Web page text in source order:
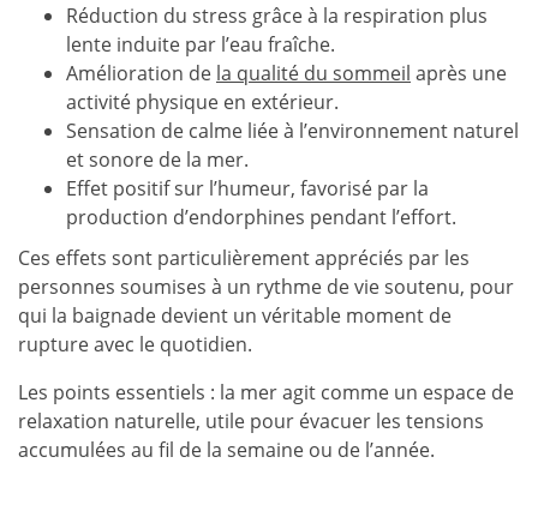
Réduction du stress grâce à la respiration plus
lente induite par l’eau fraîche.
Amélioration de la qualité du sommeil après une
activité physique en extérieur.
Sensation de calme liée à l’environnement naturel
et sonore de la mer.
Effet positif sur l’humeur, favorisé par la
production d’endorphines pendant l’effort.
Ces effets sont particulièrement appréciés par les
personnes soumises à un rythme de vie soutenu, pour
qui la baignade devient un véritable moment de
rupture avec le quotidien.
Les points essentiels : la mer agit comme un espace de
relaxation naturelle, utile pour évacuer les tensions
accumulées au fil de la semaine ou de l’année.